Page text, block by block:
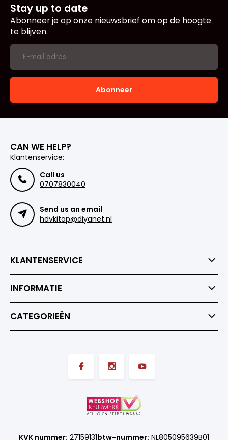
Stay up to date
Abonneer je op onze nieuwsbrief om op de hoogte
te blijven.
Abonneer
CAN WE HELP?
Klantenservice:
Call us
0707830040
Send us an email
hdvkitap@diyanet.nl
KLANTENSERVICE
INFORMATIE
CATEGORIEËN
KVK nummer: 27159131btw-nummer: NL805095639B01